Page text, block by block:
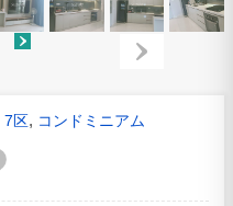
7区, コンドミニアム